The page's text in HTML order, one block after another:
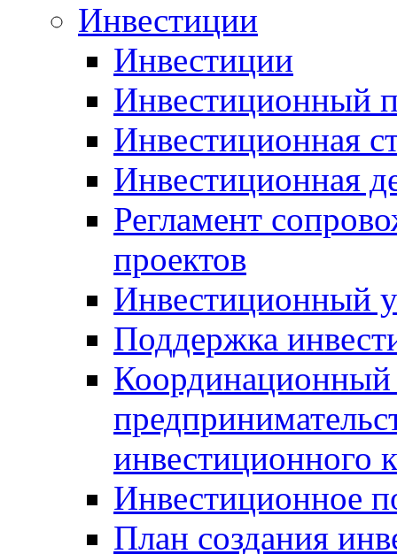
Инвестиции
Инвестиции
Инвестиционный
Инвестиционная
Инвестиционная
Регламент
проектов
Инвестиционный
Поддержка
Координационный
инвестиционного
Инвестиционное
План создания